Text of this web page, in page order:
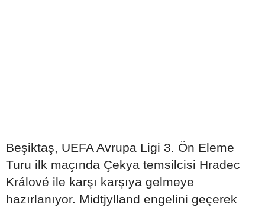
Beşiktaş, UEFA Avrupa Ligi 3. Ön Eleme
Turu ilk maçında Çekya temsilcisi Hradec
Králové ile karşı karşıya gelmeye
hazırlanıyor. Midtjylland engelini geçerek